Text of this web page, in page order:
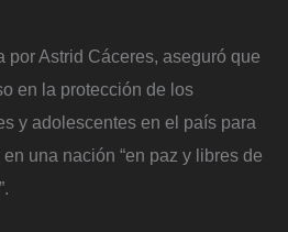
por Astrid Cáceres, aseguró que
en la protección de los
y adolescentes en el país para
una nación “en paz y libres de